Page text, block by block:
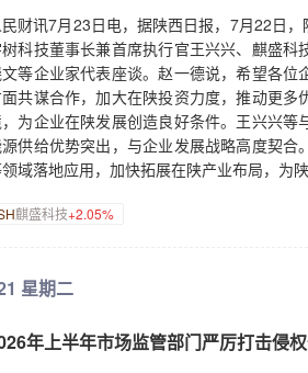
财讯7月23日电，据陕西日报，7月22日
科技董事长兼首席执行官王兴兴、麒盛
等企业家代表座谈。赵一德说，希望各
共谋合作，加大在陕投资力度，推动更
为企业在陕发展创造良好条件。王兴兴
供给优势突出，与企业发展战略高度契
域落地应用，加快拓展在陕产业布局，为
麒盛科技+2.05%
星期二
年上半年市场监管部门严厉打击侵